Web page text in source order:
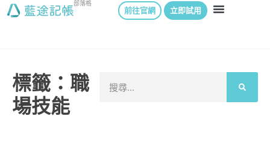
部落格
前往官網 立即試用
標籤：職
場技能